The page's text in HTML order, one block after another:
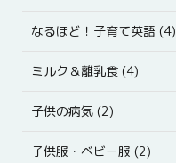
なるほど！子育て英語 (4)
ミルク＆離乳食 (4)
子供の病気 (2)
子供服・ベビー服 (2)